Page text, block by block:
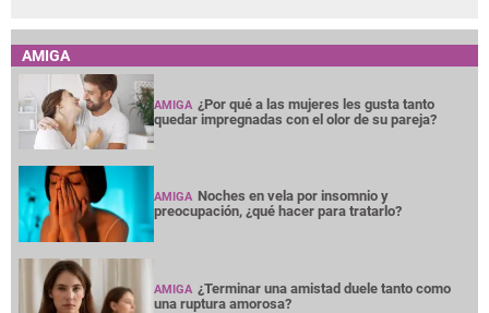
AMIGA
AMIGA ¿Por qué a las mujeres les gusta tanto
quedar impregnadas con el olor de su pareja?
AMIGA Noches en vela por insomnio y
preocupación, ¿qué hacer para tratarlo?
AMIGA ¿Terminar una amistad duele tanto como
una ruptura amorosa?